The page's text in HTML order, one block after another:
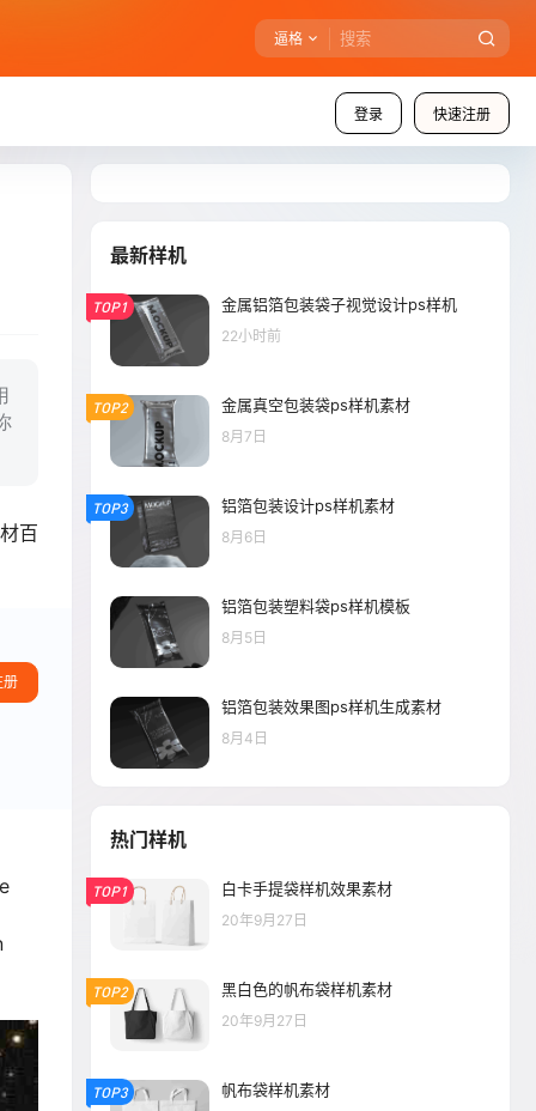
逼格
登录 快速注册
百
册
最新样机
TOP1 金属铝箔包装袋子视觉设计ps样机
22小时前
TOP2 金属真空包装袋ps样机素材
8月7日
TOP3 铝箔包装设计ps样机素材
8月6日
铝箔包装塑料袋ps样机模板
8月5日
铝箔包装效果图ps样机生成素材
8月4日
热门样机
TOP1 白卡手提袋样机效果素材
20年9月27日
TOP2 黑白色的帆布袋样机素材
20年9月27日
TOP3 帆布袋样机素材